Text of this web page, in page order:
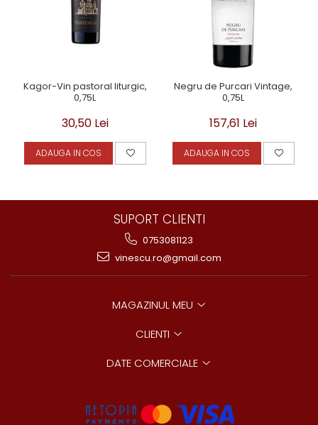
Kagor-Vin pastoral liturgic,
0,75L
30,50 Lei
ADAUGA IN COS
Negru de Purcari Vintage,
0,75L
157,61 Lei
ADAUGA IN COS
SUPORT CLIENTI
0753081123
vinescu.ro@gmail.com
MAGAZINUL MEU
CLIENTI
DATE COMERCIALE